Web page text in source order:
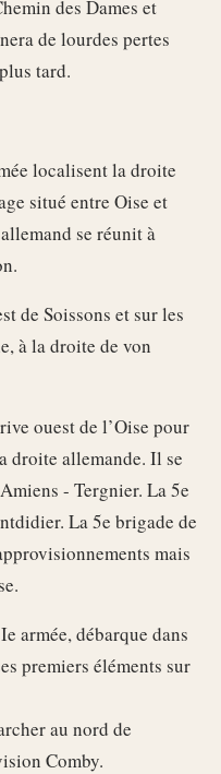
des Dames et
de lourdes pertes
tard.
localisent la droite
situé entre Oise et
se réunit à
de Soissons et sur les
à la droite de von
ouest de l’Oise pour
droite allemande. Il se
- Tergnier. La 5e
La 5e brigade de
mais
armée, débarque dans
premiers éléments sur
au nord de
Comby.